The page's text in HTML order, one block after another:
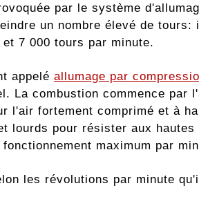
par le système
un nombre élevé de
7 000 tours par minute.
appelé allumage par
La combustion commence
l'air fortement comprimé et à
lourds pour résister aux
maximum par
les révolutions par minute